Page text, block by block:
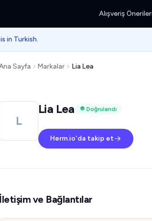
Alışveriş Önerileri
in Turkish.
Sayfa Markalar Lia Lea
L
Lia Lea Doğrulandı
Herm.io'da takip et
İletişim ve Bağlantılar